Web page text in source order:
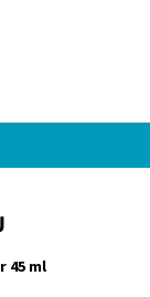
45 ml